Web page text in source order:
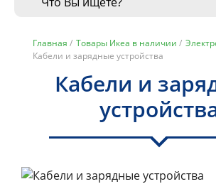
Главная / Товары Икеа в наличии /
Кабели и зарядные устройства
Кабели и